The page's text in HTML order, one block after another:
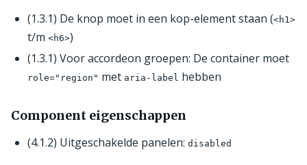
(1.3.1) De knop moet in een kop-element staan (<h1>
t/m <h6>)
(1.3.1) Voor accordeon groepen: De container moet
role="region" met aria-label hebben
Component eigenschappen
(4.1.2) Uitgeschakelde panelen: disabled